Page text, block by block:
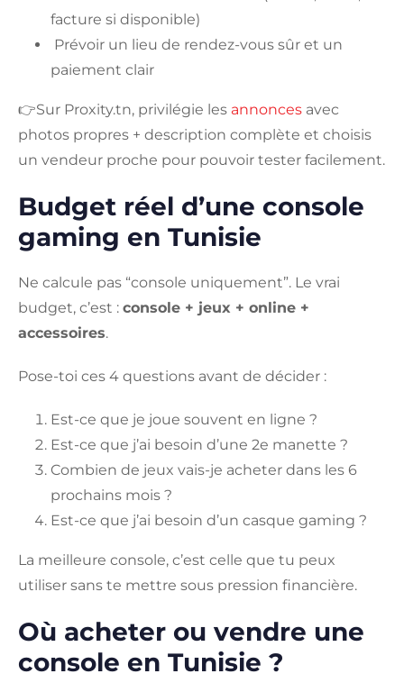
facture si disponible)
Prévoir un lieu de rendez-vous sûr et un
paiement clair
👉Sur Proxity.tn, privilégie les annonces avec
photos propres + description complète et choisis
un vendeur proche pour pouvoir tester facilement.
Budget réel d’une console
gaming en Tunisie
Ne calcule pas “console uniquement”. Le vrai
budget, c’est : console + jeux + online +
accessoires.
Pose-toi ces 4 questions avant de décider :
Est-ce que je joue souvent en ligne ?
Est-ce que j’ai besoin d’une 2e manette ?
Combien de jeux vais-je acheter dans les 6
prochains mois ?
Est-ce que j’ai besoin d’un casque gaming ?
La meilleure console, c’est celle que tu peux
utiliser sans te mettre sous pression financière.
Où acheter ou vendre une
console en Tunisie ?